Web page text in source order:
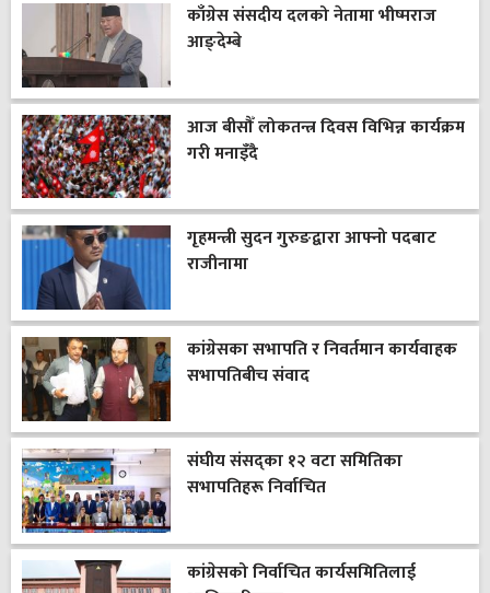
काँग्रेस संसदीय दलको नेतामा भीष्मराज
आङ्देम्बे
आज बीसौँ लोकतन्त्र दिवस विभिन्न कार्यक्रम
गरी मनाइँदै
गृहमन्त्री सुदन गुरुङद्वारा आफ्नो पदबाट
राजीनामा
कांग्रेसका सभापति र निवर्तमान कार्यवाहक
सभापतिबीच संवाद
संघीय संसद्का १२ वटा समितिका
सभापतिहरू निर्वाचित
कांग्रेसको निर्वाचित कार्यसमितिलाई